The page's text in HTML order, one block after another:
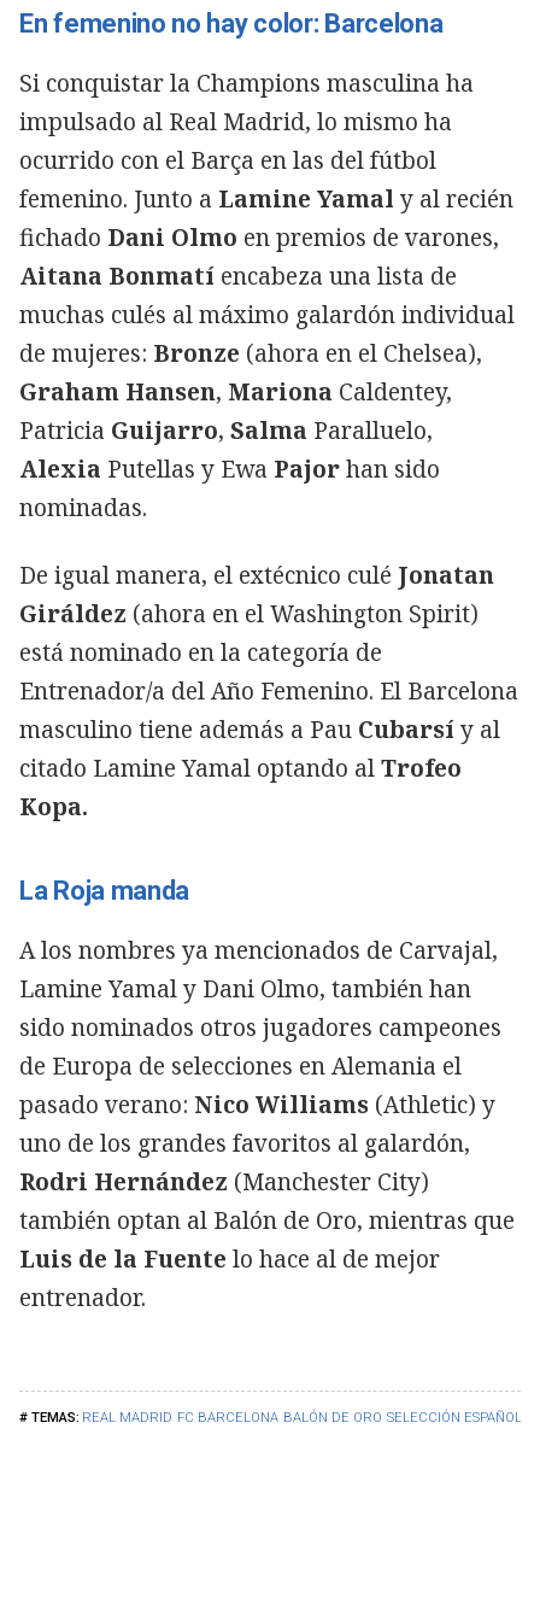
REAL MADRID FC BARCELONA BALÓN DE ORO SELECCIÓN ESPAÑOLA
En femenino no hay color: Barcelona
Si conquistar la Champions masculina ha
impulsado al Real Madrid, lo mismo ha
ocurrido con el Barça en las del fútbol
femenino. Junto a Lamine Yamal y al recién
fichado Dani Olmo en premios de varones,
Aitana Bonmatí encabeza una lista de
muchas culés al máximo galardón individual
de mujeres: Bronze (ahora en el Chelsea),
Graham Hansen, Mariona Caldentey,
Patricia Guijarro, Salma Paralluelo,
Alexia Putellas y Ewa Pajorhan sido
nominadas.
De igual manera, el extécnico culé Jonatan
Giráldez (ahora en el Washington Spirit)
está nominado en la categoría de
Entrenador/a del Año Femenino. El Barcelona
masculino tiene además a Pau Cubarsíy al
citado Lamine Yamal optando alTrofeo
Kopa.
La Roja manda
A los nombres ya mencionados de Carvajal,
Lamine Yamal y Dani Olmo, también han
sido nominados otros jugadores campeones
de Europa de selecciones en Alemania el
pasado verano: Nico Williams (Athletic) y
uno de los grandes favoritos al galardón,
Rodri Hernández (Manchester City)
también optan al Balón de Oro, mientras que
Luis de la Fuente lo hace al de mejor
entrenador.